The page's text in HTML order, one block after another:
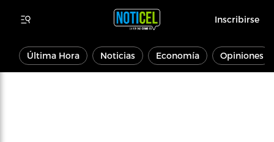
Inscribirse
Última Hora Noticias Economía Opiniones